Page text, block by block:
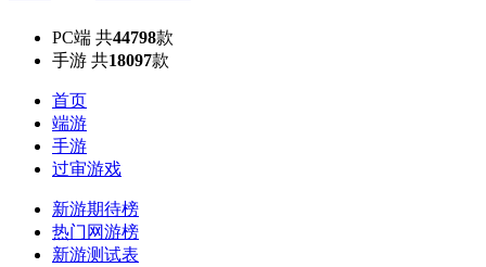
PC端 共44798款
手游 共18097款
首页
端游
手游
过审游戏
新游期待榜
热门网游榜
新游测试表